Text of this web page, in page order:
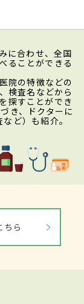
に合わせ、全国
ることができる
院の特徴などの
検査名などから
探すことができ
き、ドクターに
ど）も紹介。
ちら